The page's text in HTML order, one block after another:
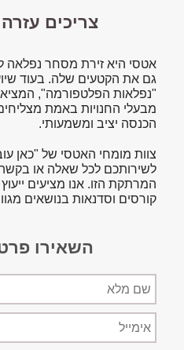
צריכים
אטסי היא זירת מסחר נפלאה
גם את הקטעים שלה. בעוד
"נפלאות הפלטפורמה",
מבעלי החנויות באמת
הכנסה יציב ומשמעותי.
צוות מומחי האטסי של "כאן
לשירותכם לכל שאלה או
המרתקת הזו. אנו מציעים ייעוץ
קורסים וסדנאות בנושאים
השאירו
מלא